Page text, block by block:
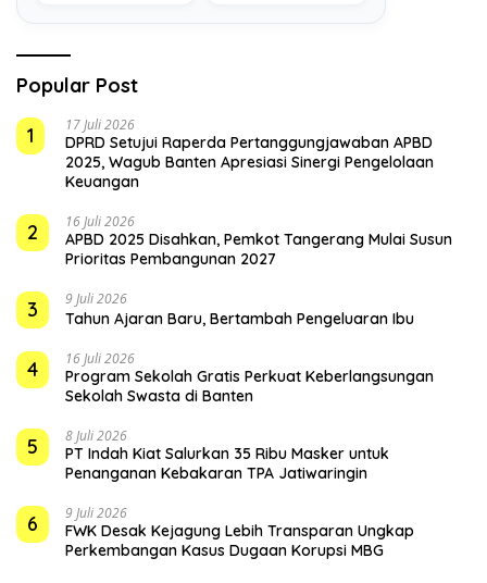
Popular Post
1
17 Juli 2026
DPRD Setujui Raperda Pertanggungjawaban APBD
2025, Wagub Banten Apresiasi Sinergi Pengelolaan
Keuangan
2 16 Juli 2026
APBD 2025 Disahkan, Pemkot Tangerang Mulai Susun
Prioritas Pembangunan 2027
3 9 Juli 2026
Tahun Ajaran Baru, Bertambah Pengeluaran Ibu
4 16 Juli 2026
Program Sekolah Gratis Perkuat Keberlangsungan
Sekolah Swasta di Banten
5 8 Juli 2026
PT Indah Kiat Salurkan 35 Ribu Masker untuk
Penanganan Kebakaran TPA Jatiwaringin
6 9 Juli 2026
FWK Desak Kejagung Lebih Transparan Ungkap
Perkembangan Kasus Dugaan Korupsi MBG